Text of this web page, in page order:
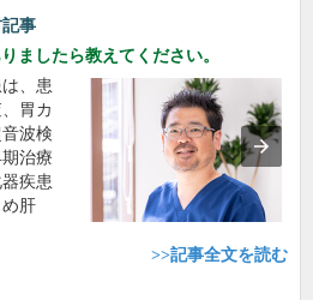
事
ましたら教えてください。
、患
胃カ
波検
治療
疾患
肝
>>記事全文を読む